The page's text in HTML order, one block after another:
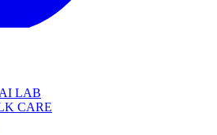
LAB
CARE